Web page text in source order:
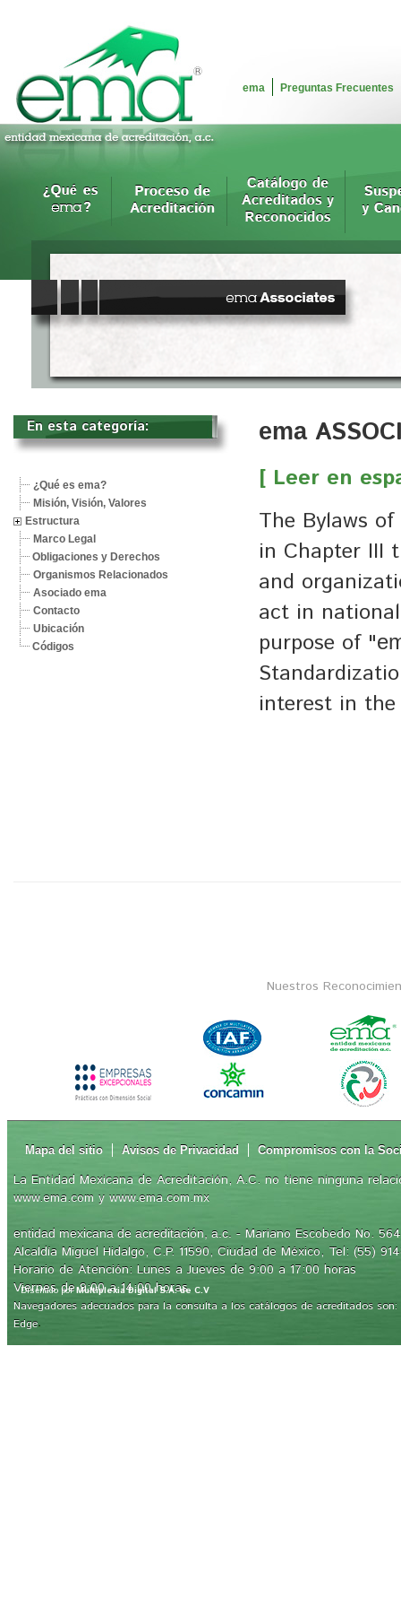
ema Preguntas Frecuentes
ema
[ Leer en
The Bylaws of
in Chapter III
and
act in
purpose of "
interest in
En esta categoría:
¿Qué es ema?
Misión, Visión, Valores
Estructura
Marco Legal
Obligaciones y Derechos
Organismos Relacionados
Asociado ema
Contacto
Ubicación
Códigos
Nuestros
Mapa del sitio Avisos de Privacidad Compromisos con la
La Entidad Mexicana de Acreditación, A.C. no tiene ninguna
www.ema.com y www.ema.com.mx
entidad mexicana de acreditación, a.c. - Mariano Escobedo No.
Alcaldía Miguel Hidalgo, C.P. 11590, Ciudad de México, Tel: (55)
Horario de Atención: Lunes a Jueves de 9:00 a 17:00 horas
Viernes de 9:00 a 14:00 horas
Navegadores adecuados para la consulta a los catálogos de acreditados
Edge.
Diseñado porMultiplexia Digital S.A. de C.V